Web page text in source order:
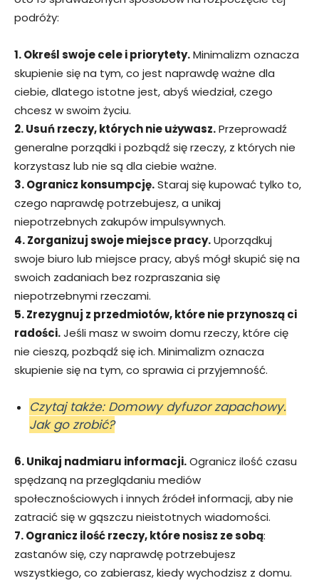
podróży:
1. Określ swoje cele i priorytety.Minimalizm oznacza
skupienie się na tym, co jest naprawdę ważne dla
ciebie, dlatego istotne jest, abyś wiedział, czego
chcesz w swoim życiu.
2. Usuń rzeczy, których nie używasz.Przeprowadź
generalne porządki i pozbądź się rzeczy, z których nie
korzystasz lub nie są dla ciebie ważne.
3. Ogranicz konsumpcję.Staraj się kupować tylko to,
czego naprawdę potrzebujesz, a unikaj
niepotrzebnych zakupów impulsywnych.
4. Zorganizuj swoje miejsce pracy.Uporządkuj
swoje biuro lub miejsce pracy, abyś mógł skupić się na
swoich zadaniach bez rozpraszania się
niepotrzebnymi rzeczami.
5. Zrezygnuj z przedmiotów, które nie przynoszą ci
radości.Jeśli masz w swoim domu rzeczy, które cię
nie cieszą, pozbądź się ich. Minimalizm oznacza
skupienie się na tym, co sprawia ci przyjemność.
Czytaj także: Domowy dyfuzor zapachowy.
Jak go zrobić?
6. Unikaj nadmiaru informacji.Ogranicz ilość czasu
spędzaną na przeglądaniu mediów
społecznościowych i innych źródeł informacji, aby nie
zatracić się w gąszczu nieistotnych wiadomości.
7. Ogranicz ilość rzeczy, które nosisz ze sobą:
zastanów się, czy naprawdę potrzebujesz
wszystkiego, co zabierasz, kiedy wychodzisz z domu.